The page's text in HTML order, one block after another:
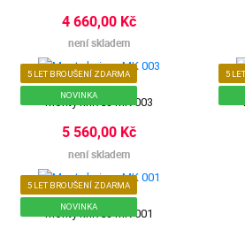
4 660,00 Kč
není skladem
5 LET BROUŠENÍ ZDARMA
NOVINKA
Monty knives MK 003
5 560,00 Kč
není skladem
5
5 LET BROUŠENÍ ZDARMA
NOVINKA
Monty knives MK 001